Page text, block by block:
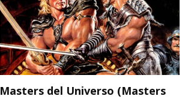
Masters del Universo (Masters